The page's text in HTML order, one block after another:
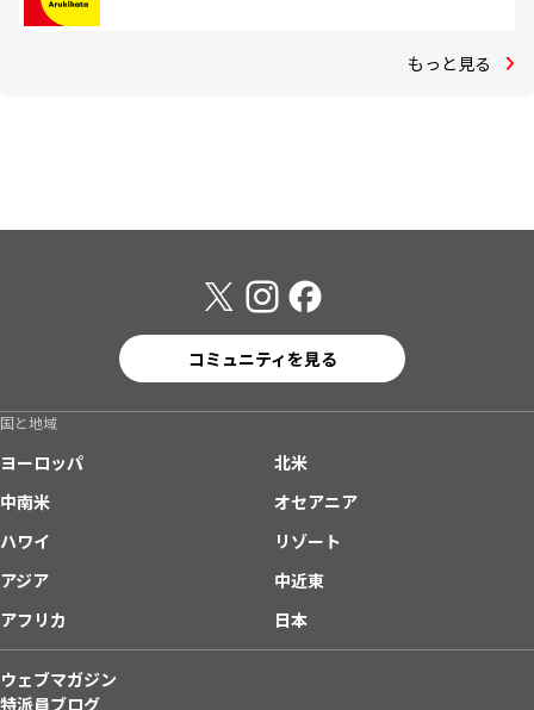
もっと見る
コミュニティを見る
国と地域
ヨーロッパ
北米
中南米
オセアニア
ハワイ
リゾート
アジア
中近東
アフリカ
日本
ウェブマガジン
特派員ブログ